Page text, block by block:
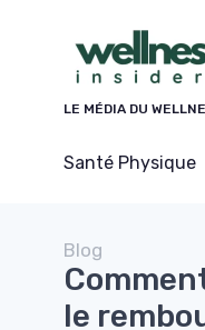
LE MÉDIA DU
Santé Physique
Blog
le